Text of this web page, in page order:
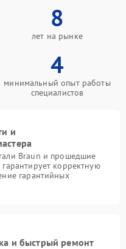
8
лет на рынке
4
минимальный опыт работы
специалистов
и
Braun и прошедшие
корректную
гарантийных
и быстрый ремонт